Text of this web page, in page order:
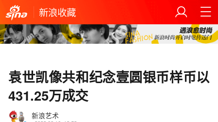
新浪收藏
袁世凯像共和纪念壹圆银币样币以
431.25万成交
新浪艺术